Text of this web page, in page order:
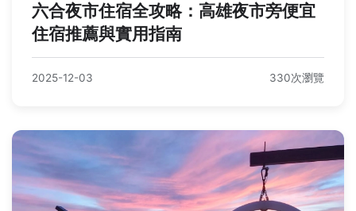
六合夜市住宿全攻略：高雄夜市旁便宜
住宿推薦與實用指南
2025-12-03 330次瀏覽